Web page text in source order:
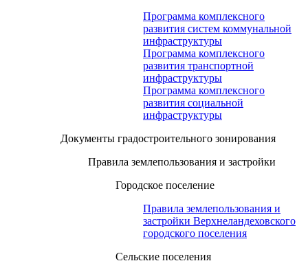
Программа комплексного
развития систем коммунальной
инфраструктуры
Программа комплексного
развития транспортной
инфраструктуры
Программа комплексного
развития социальной
инфраструктуры
Документы градостроительного зонирования
Правила землепользования и застройки
Городское поселение
Правила землепользования и
застройки Верхнеландеховского
городского поселения
Сельские поселения